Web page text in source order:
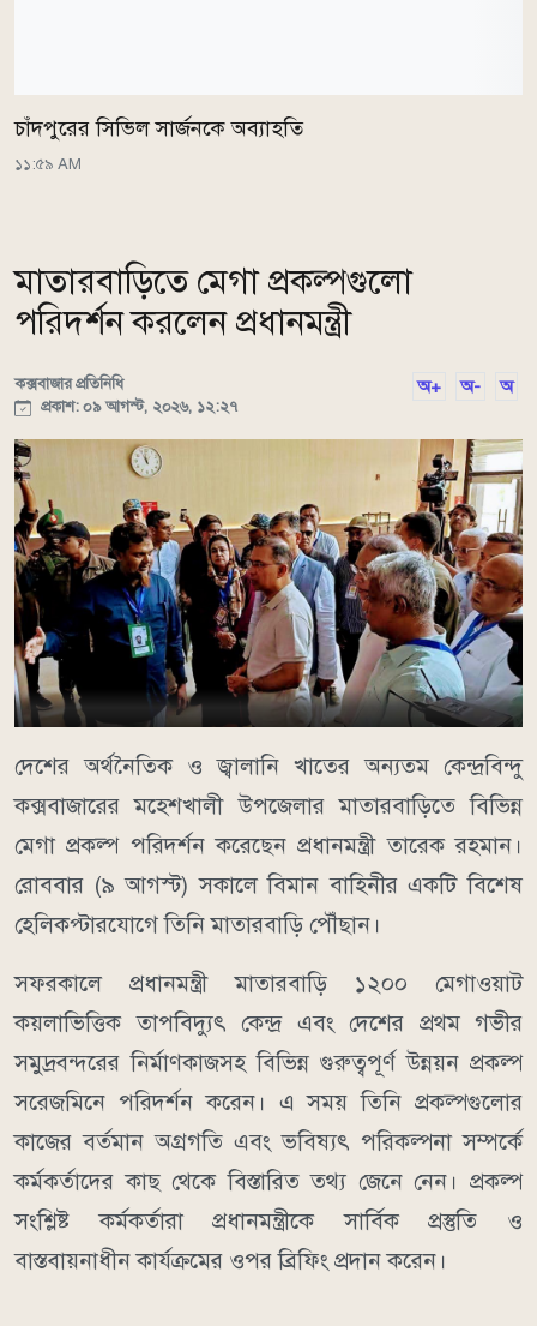
চাঁদপুরের সিভিল সার্জনকে অব্যাহতি
১১:৫৯ AM
মাতারবাড়িতে মেগা প্রকল্পগুলো
পরিদর্শন করলেন প্রধানমন্ত্রী
কক্সবাজার প্রতিনিধি
প্রকাশ: ০৯ আগস্ট, ২০২৬, ১২:২৭
অ+ অ- অ
দেশের অর্থনৈতিক ও জ্বালানি খাতের অন্যতম কেন্দ্রবিন্দু
কক্সবাজারের মহেশখালী উপজেলার মাতারবাড়িতে বিভিন্ন
মেগা প্রকল্প পরিদর্শন করেছেন প্রধানমন্ত্রী তারেক রহমান।
রোববার (৯ আগস্ট) সকালে বিমান বাহিনীর একটি বিশেষ
হেলিকপ্টারযোগে তিনি মাতারবাড়ি পৌঁছান।
সফরকালে প্রধানমন্ত্রী মাতারবাড়ি ১২০০ মেগাওয়াট
কয়লাভিত্তিক তাপবিদ্যুৎ কেন্দ্র এবং দেশের প্রথম গভীর
সমুদ্রবন্দরের নির্মাণকাজসহ বিভিন্ন গুরুত্বপূর্ণ উন্নয়ন প্রকল্প
সরেজমিনে পরিদর্শন করেন। এ সময় তিনি প্রকল্পগুলোর
কাজের বর্তমান অগ্রগতি এবং ভবিষ্যৎ পরিকল্পনা সম্পর্কে
কর্মকর্তাদের কাছ থেকে বিস্তারিত তথ্য জেনে নেন। প্রকল্প
সংশ্লিষ্ট কর্মকর্তারা প্রধানমন্ত্রীকে সার্বিক প্রস্তুতি ও
বাস্তবায়নাধীন কার্যক্রমের ওপর ব্রিফিং প্রদান করেন।